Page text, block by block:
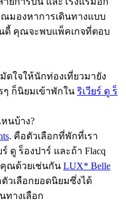
ณมองหาการเดินทางแบบ
ดี้ คุณจะพบแพ็คเกจที่ตอบ
ดใจให้นักท่องเที่ยวมายัง
ๆ ก็นิยมเข้าพักใน ริเวียร์ ดู ร็
นบ้าง?
. คือตัวเลือกที่พักที่เรา
ดู ร็องปาร์ และถ้า Flacq
คุณด้วยเช่นกัน LUX* Belle
วเลือกยอดนิยมซึ่งได้
ทางเลือก